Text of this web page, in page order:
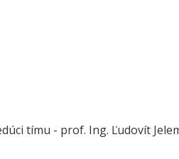
tímu - prof. Ing. Ľudovít